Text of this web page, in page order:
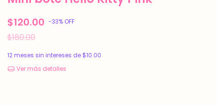
$120.00 -33% OFF
$180.00
12meses sin intereses de $10.00
Ver más detalles